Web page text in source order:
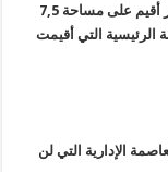
يذكر أن مجمع صالات حسن مصطفى بمدينة 6 أكتوبر أقيم على مساحة 7,5
الرئيسية التي أقيمت
الإدارية التي لن